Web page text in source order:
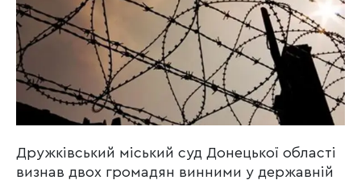
Дружківський міський суд Донецької області
визнав двох громадян винними у державній